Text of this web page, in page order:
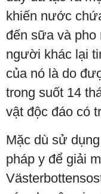
khiến nước
đến sữa và
người khác lại
của nó là do
trong suốt 14
vật độc đáo có
Mặc dù sử
pháp y để giải